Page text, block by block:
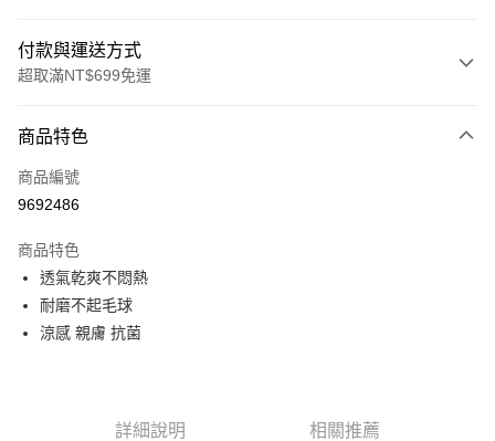
付款與運送方式
超取滿NT$699免運
信用卡一次付款
超商取貨付款
街口支付
悠遊付
AFTEE先享後付是「在收到商品之後才付款」的支付方式。 讓您購物簡單
商品特色
商品編號
9692486
商品特色
透氣乾爽不悶熱
耐磨不起毛球
涼感 親膚 抗菌
詳細說明 相關推薦